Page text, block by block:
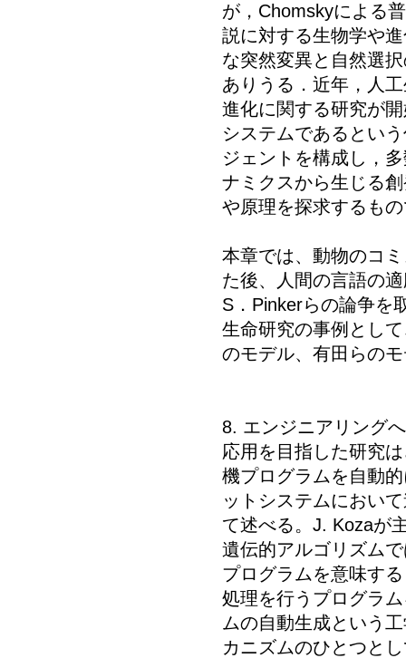
が，Chomskyによる
説に対する生物学や
な突然変異と自然選
ありうる．近年，人
進化に関する研究が
システムであるとい
ジェントを構成し，
ナミクスから生じる
や原理を探求するも
本章では、動物のコ
た後、人間の言語の
S．Pinkerらの論争を
生命研究の事例とし
のモデル、有田らの
8. エンジニアリング
応用を目指した研究
機プログラムを自動
ットシステムにおい
て述べる。J. Kozaが
遺伝的アルゴリズム
プログラムを意味す
処理を行うプログラ
ムの自動生成という
カニズムのひとつと